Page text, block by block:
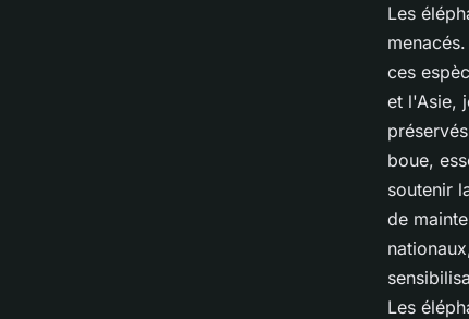
Les
ces
et l'Asie,
boue,
soutenir
de
Les